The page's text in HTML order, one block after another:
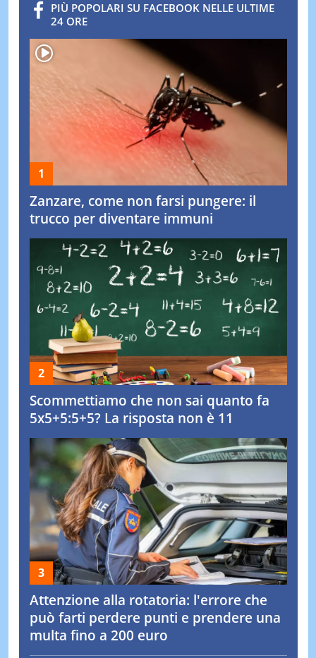
PIÙ POPOLARI SU FACEBOOK NELLE ULTIME
24 ORE
Zanzare, come non farsi pungere: il
trucco per diventare immuni
Scommettiamo che non sai quanto fa
5x5+5:5+5? La risposta non è 11
Attenzione alla rotatoria: l'errore che
può farti perdere punti e prendere una
multa fino a 200 euro